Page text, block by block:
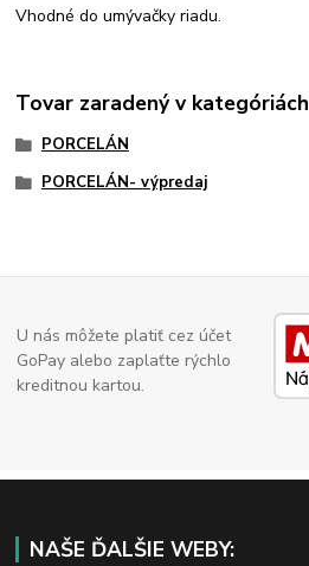
Vhodné do umývačky riadu.
Tovar zaradený v kategóriách
PORCELÁN
PORCELÁN- výpredaj
U nás môžete platiť cez účet
GoPay alebo zaplaťte rýchlo
kreditnou kartou.
NAŠE ĎALŠIE WEBY: